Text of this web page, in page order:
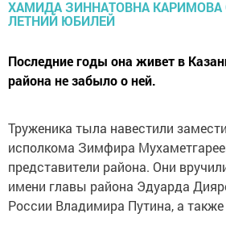
Последние годы она живет в
района не забыло о ней.
Труженика тыла навестили
исполкома Зимфира
представители района. Они
имени главы района Эдуарда
России Владимира Путина, а